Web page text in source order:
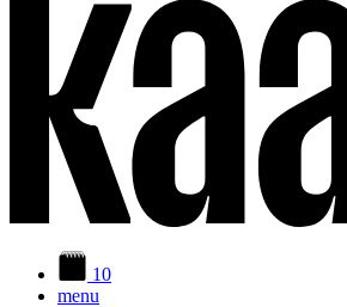
10
menu